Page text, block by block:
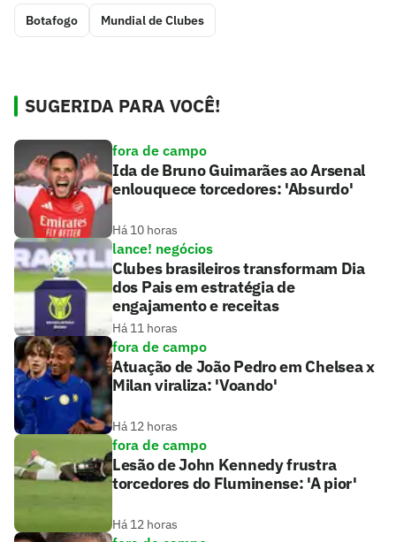
Botafogo Mundial de Clubes
SUGERIDA PARA VOCÊ!
fora de campo
Ida de Bruno Guimarães ao Arsenal
enlouquece torcedores: 'Absurdo'
Há 10 horas
lance! negócios
Clubes brasileiros transformam Dia
dos Pais em estratégia de
engajamento e receitas
Há 11 horas
fora de campo
Atuação de João Pedro em Chelsea x
Milan viraliza: 'Voando'
Há 12 horas
fora de campo
Lesão de John Kennedy frustra
torcedores do Fluminense: 'A pior'
Há 12 horas